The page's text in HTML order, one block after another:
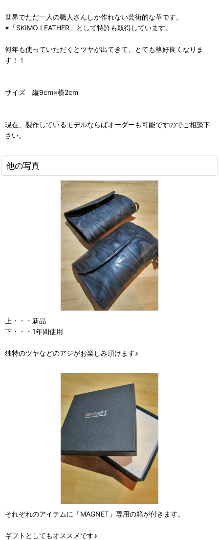
世界でただ一人の職人さんしか作れない芸術的な革です。
※「SKIMO LEATHER」として特許も取得しています。
何年も使っていただくとツヤが出てきて、とても格好良くなりま
す！！
サイズ 縦9cm×横2cm
現在、製作しているモデルならばオーダーも可能ですのでご相談下
さい。
他の写真
上・・・新品
下・・・1年間使用
独特のツヤなどのアジがお楽しみ頂けます♪
それぞれのアイテムに「MAGNET」専用の箱が付きます。
ギフトとしてもオススメです♪